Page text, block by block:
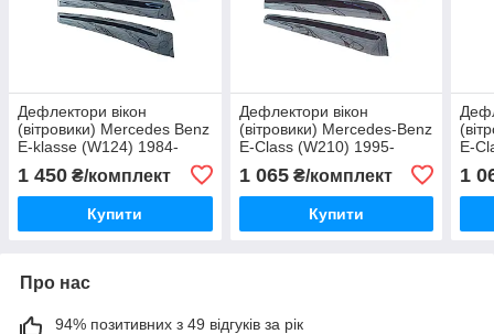
Дефлектори вікон
(вітровики) Mercedes Benz
E-klasse (W124) 1984-
1995, седан, комплект 4
шт., "VL-STAR"
1 450 ₴/комплект
Купити
Дефлектори вікон
(вітровики) Mercedes-Benz
E-Class (W210) 1995-
2002, седан, комплект 4
шт., "VL-Tuning"
1 065₴/комплект
Купити
E-
шт.,
1
Про нас
94% позитивних з 49 відгуків за рік